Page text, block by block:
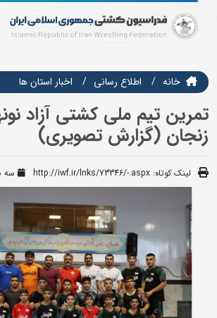
خانه اطلاع رسانی اخبار استان ها
تمرین تیم ملی کشتی آزاد
زنجان (گزارش تصویری)
لینک کوتاه: http://iwf.ir/lnks/73346/-.aspx سه شنبه